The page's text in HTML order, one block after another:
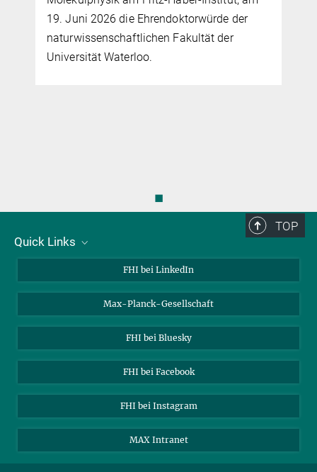
19. Juni 2026 die Ehrendoktorwürde der
naturwissenschaftlichen Fakultät der
Universität Waterloo.
◼
TOP
Quick Links
Kontakt
Stellenangebote
FHI bei LinkedIn
Max-Planck-Gesellschaft
FHI bei Bluesky
FHI bei Facebook
FHI bei Instagram
MAX Intranet